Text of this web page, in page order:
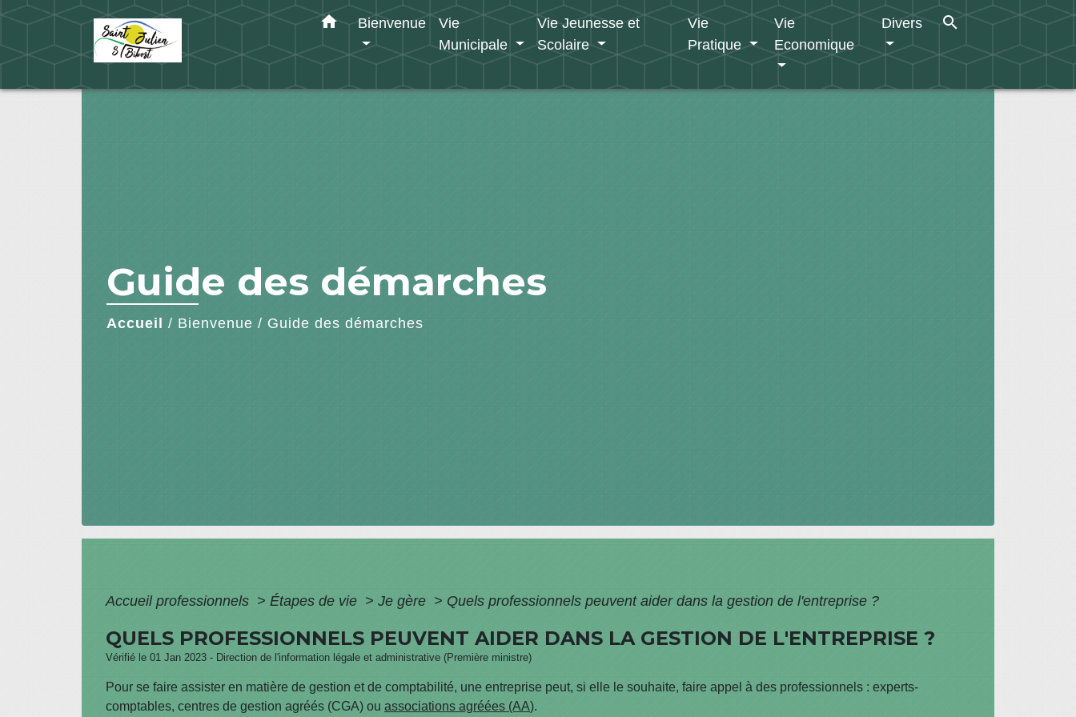
home Bienvenue
Vie
Municipale
Vie Jeunesse et
Scolaire
Vie
Pratique
Vie
Economique
Divers search
Guide des démarches
Accueil / Bienvenue / Guide des démarches
Accueil professionnels > Étapes de vie > Je gère > Quels professionnels peuvent aider dans la gestion de l'entreprise ?
QUELS PROFESSIONNELS PEUVENT AIDER DANS LA GESTION DE L'ENTREPRISE ?
Vérifié le 01 Jan 2023 - Direction de l'information légale et administrative (Première ministre)
Pour se faire assister en matière de gestion et de comptabilité, une entreprise peut, si elle le souhaite, faire appel à des professionnels : experts-
comptables, centres de gestion agréés (CGA) ou associations agréées (AA).